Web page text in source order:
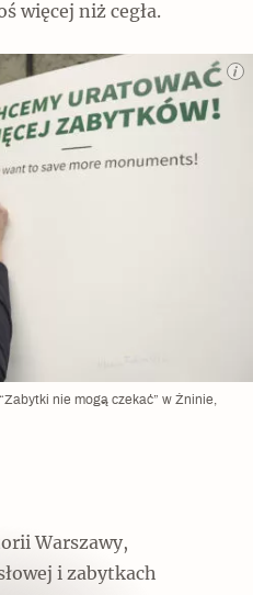
więcej niż cegła.
nie mogą czekać” w Żninie,
Warszawy,
i zabytkach